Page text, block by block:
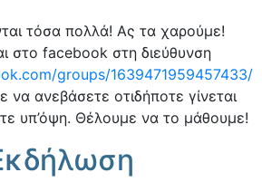
τόσα πολλά! Ας τα χαρούμε!
στο facebook στη διεύθυνση
groups/1639471959457433/
να ανεβάσετε οτιδήποτε γίνεται
υπ’όψη. Θέλουμε να το μάθουμε!